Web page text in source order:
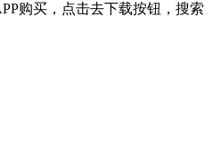
购买，点击去下载按钮，搜索